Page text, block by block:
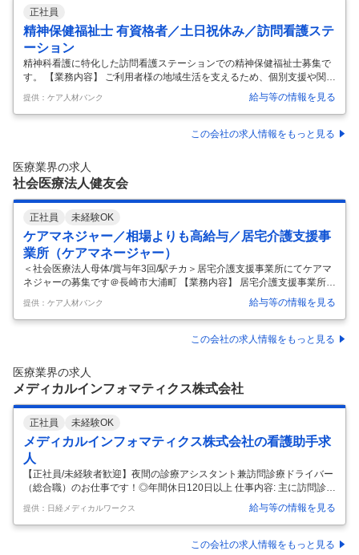
正社員
精神保健福祉士 有資格者／土日祝休み／訪問看護ステ
ーション
精神科看護に特化した訪問看護ステーションでの精神保健福祉士募集で
す。 【業務内容】 ご利用者様の地域生活を支えるため、個別支援や関係
機関との連絡調整、情報共有などの連携を行います。 ご利用者様の個別
支援業務 訪問看護、住宅支援のサービス利用のための社内調整、連携 利
用者様数拡大に向けた当社の事業PR 福祉サービスが行き届いていない
方へ調整 アウトリーチ業務(潜在的な医療介入の必要な方へのアプロー
【応募条件】 精神保健福祉士（1年以上の経験必須） 普通自動車免許(A
T限定可) 【施設形態】 訪問看護ステーション 【募集資格】 精
提供：ケア人材バンク 給与等の情報を見る
この会社の求人情報をもっと見る
医療業界の求人
社会医療法人健友会
正社員 未経験OK
ケアマネジャー／相場よりも高給与／居宅介護支援事
業所（ケアマネージャー）
＜社会医療法人母体/賞与年3回/駅チカ＞居宅介護支援事業所にてケアマ
ネジャーの募集です＠長崎市大浦町 【業務内容】 居宅介護支援事業所に
おけるケアマネジャー業務全般 ・居宅サービス計画作成、利用者宅訪問
・介護、福祉に関する相談業務 ・サービス事業所、行政、主治医等との
連絡相談 ※訪問は原付、または公用車になります 【応募条件】 介護支
援専門員 普通自動車運転免許（AT限定可）又は原動機付自転車免許
すめポイント】 【法人概要・拠点】 ・創立から約半世紀、被爆者や障害
者の医療、労災職業病、保健予防・健康づくり活動、生活習慣病
提供：ケア人材バンク 給与等の情報を見る
この会社の求人情報をもっと見る
医療業界の求人
メディカルインフォマティクス株式会社
正社員 未経験OK
メディカルインフォマティクス株式会社の看護助手求
人
【正社員/未経験者歓迎】夜間の診療アシスタント兼訪問診療ドライバー
（総合職）のお仕事です！◎年間休日120日以上 仕事内容: 主に訪問診療
の夜間往診時に、患者様のご自宅へ医師とともに訪問。 診療に同行し、
診療の補助的なサポートを行う業務、夜間業務メインの勤務体制になり
ます。 ※土日の日勤業務を優先してシフトを組みます。 【夜勤業務】月
6-8回程度 ・往診に向けた医療物品の準備 ・患者様や連携医師との各種
提供：日経メディカルワークス 給与等の情報を見る
この会社の求人情報をもっと見る